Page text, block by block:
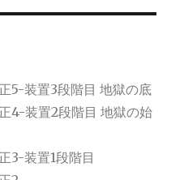
5-装置3段階目 地獄の底
4-装置2段階目 地獄の始
3-装置1段階目